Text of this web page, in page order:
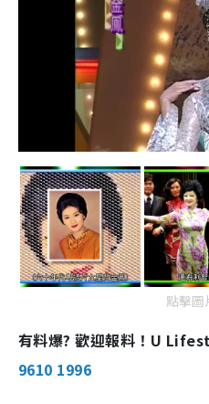
點擊圖
有料爆? 歡迎報料！U
9610 1996